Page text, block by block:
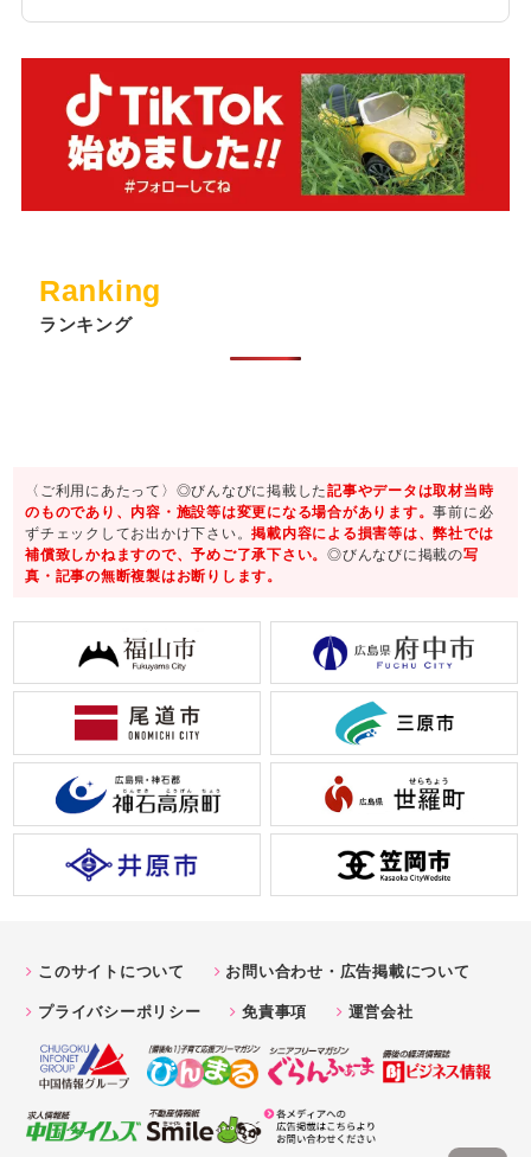
Ranking
ランキング
〈ご利用にあたって〉◎びんなびに掲載した記事やデータは取材当時
のものであり、内容・施設等は変更になる場合があります。事前に必
ずチェックしてお出かけ下さい。掲載内容による損害等は、弊社では
補償致しかねますので、予めご了承下さい。◎びんなびに掲載の写
真・記事の無断複製はお断りします。
このサイトについて
お問い合わせ・広告掲載について
プライバシーポリシー
免責事項 運営会社